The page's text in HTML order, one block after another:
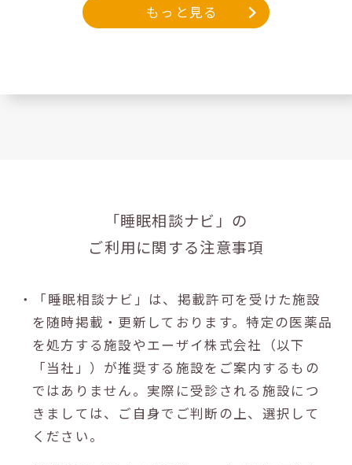
もっと見る
「睡眠相談ナビ」の
ご利用に関する注意事項
・「睡眠相談ナビ」は、掲載許可を受けた施設
を随時掲載・更新しております。特定の医薬品
を処方する施設やエーザイ株式会社（以下
「当社」）が推奨する施設をご案内するもの
ではありません。実際に受診される施設につ
きましては、ご自身でご判断の上、選択して
ください。